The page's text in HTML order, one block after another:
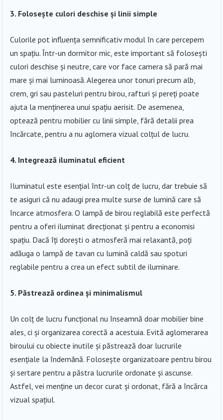
3. Folosește culori deschise și linii simple
Culorile pot influența semnificativ modul în care percepem
un spațiu. Într-un dormitor mic, este important să folosești
culori deschise și neutre, care vor face camera să pară mai
mare și mai luminoasă. Alegerea unor tonuri precum alb,
crem, gri sau pasteluri pentru birou, rafturi și pereți poate
ajuta la menținerea unui spațiu aerisit. De asemenea,
optează pentru mobilier cu linii simple, fără detalii prea
încărcate, pentru a nu aglomera vizual colțul de lucru.
4. Integrează iluminatul eficient
Iluminatul este esențial într-un colț de lucru, dar trebuie să
te asiguri că nu adaugi prea multe surse de lumină care să
încarce atmosfera. O lampă de birou reglabilă este perfectă
pentru a oferi iluminat direcționat și pentru a economisi
spațiu. Dacă îți dorești o atmosferă mai relaxantă, poți
adăuga o lampă de tavan cu lumină caldă sau spoturi
reglabile pentru a crea un efect subtil de iluminare.
5. Păstrează ordinea și minimalismul
Un colț de lucru funcțional nu înseamnă doar mobilier bine
ales, ci și organizarea corectă a acestuia. Evită aglomerarea
biroului cu obiecte inutile și păstrează doar lucrurile
esențiale la îndemână. Folosește organizatoare pentru birou
și sertare pentru a păstra lucrurile ordonate și ascunse.
Astfel, vei menține un decor curat și ordonat, fără a încărca
vizual spațiul.